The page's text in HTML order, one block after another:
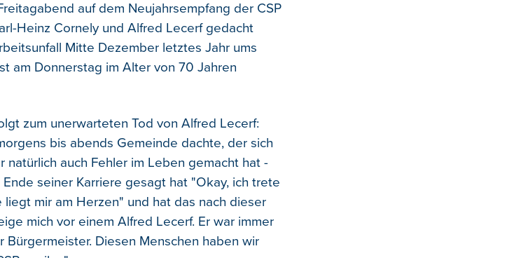
auf dem Neujahrsempfang der CSP
Heinz Cornely und Alfred Lecerf gedacht
Mitte Dezember letztes Jahr ums
am Donnerstag im Alter von 70 Jahren
zum unerwarteten Tod von Alfred Lecerf:
bis abends Gemeinde dachte, der sich
auch Fehler im Leben gemacht hat -
seiner Karriere gesagt hat "Okay, ich trete
mir am Herzen" und hat das nach dieser
mich vor einem Alfred Lecerf. Er war immer
Bürgermeister. Diesen Menschen haben wir